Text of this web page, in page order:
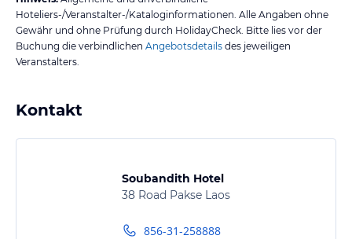
Hoteliers-/Veranstalter-/Kataloginformationen. Alle Angaben ohne
Gewähr und ohne Prüfung durch HolidayCheck. Bitte lies vor der
Buchung die verbindlichen Angebotsdetails des jeweiligen
Veranstalters.
Kontakt
Soubandith Hotel
38 Road Pakse Laos
856-31-258888